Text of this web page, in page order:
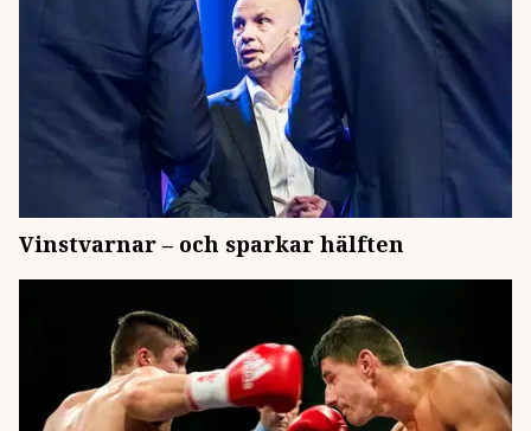
Vinstvarnar – och sparkar hälften